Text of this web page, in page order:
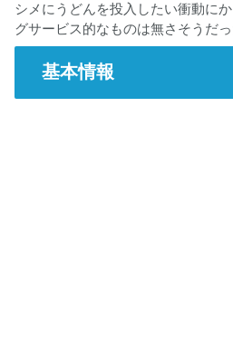
シメにうどんを投入したい衝動に
グサービス的なものは無さそうだ
基本情報